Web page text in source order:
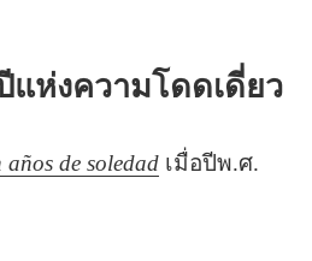
ห่งความโดดเดี่ยว
años de soledad เมื่อปีพ.ศ.